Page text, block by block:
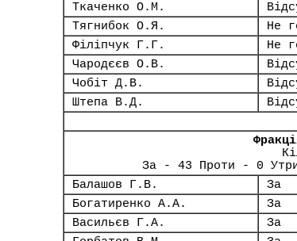
Ткаченко О.М.
Тягнибок О.Я.
Не
Філіпчук Г.Г.
Не
Чародєєв О.В.
Чобіт Д.В.
Штепа В.Д.
За - 43 Проти - 0
Балашов Г.В.
За
Богатиренко А.А.
За
Васильєв Г.А.
За